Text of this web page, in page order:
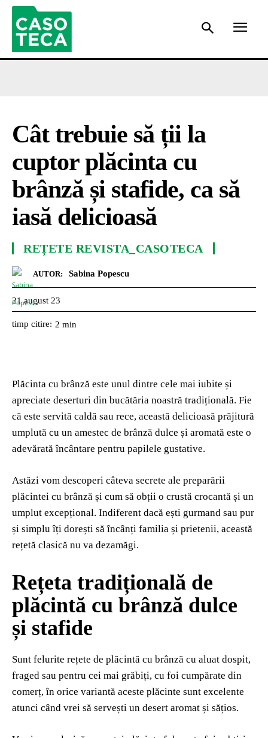
Cât trebuie să ții la
cuptor plăcinta cu
brânză și stafide, ca să
iasă delicioasă
REȚETE REVISTA_CASOTECA
AUTOR: Sabina Popescu
21 august 23
timp citire: 2 min
Plăcinta cu brânză este unul dintre cele mai iubite și
apreciate deserturi din bucătăria noastră tradițională. Fie
că este servită caldă sau rece, această delicioasă prăjitură
umplută cu un amestec de brânză dulce și aromată este o
adevărată încântare pentru papilele gustative.
Astăzi vom descoperi câteva secrete ale preparării
plăcintei cu brânză și cum să obții o crustă crocantă și un
umplut excepțional. Indiferent dacă ești gurmand sau pur
și simplu îți dorești să încânți familia și prietenii, această
rețetă clasică nu va dezamăgi.
Rețeta tradițională de
plăcintă cu brânză dulce
și stafide
Sunt felurite rețete de plăcintă cu brânză cu aluat dospit,
fraged sau pentru cei mai grăbiți, cu foi cumpărate din
comerț, în orice variantă aceste plăcinte sunt excelente
atunci când vrei să servești un desert aromat și sățios.